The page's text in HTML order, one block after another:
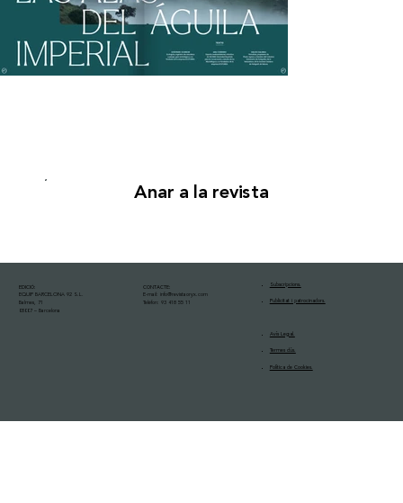
Anar a la revista
EDICIÓ:
EQUIP BARCELONA 92 S.L.
Balmes, 71
08007 – Barcelona
CONTACTE:
E-mail:
info@revistaoryx.com
Telèfon: 93 418 55 11
Subscripcions.
Publicitat i patrocinadors.
Avís Legal.
Política de Cookies.
Termes dús.